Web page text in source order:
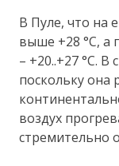
В Пуле, что на
выше +28 °C, а
– +20..+27 °C.
поскольку она
воздух
стремительно